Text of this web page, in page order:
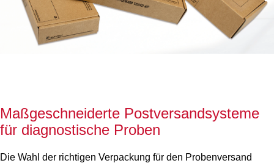
Maßgeschneiderte Postversandsysteme
für diagnostische Proben
Die Wahl der richtigen Verpackung für den Probenversand